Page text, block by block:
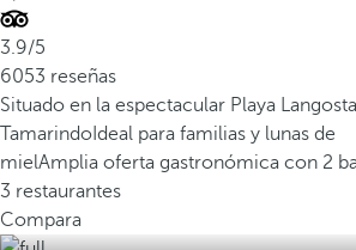
3.9/5
6053 reseñas
Situado en la espectacular Playa Langosta
Tamarindo Ideal para familias y lunas de
mielAmplia oferta gastronómica con 2
3 restaurantes
Compara